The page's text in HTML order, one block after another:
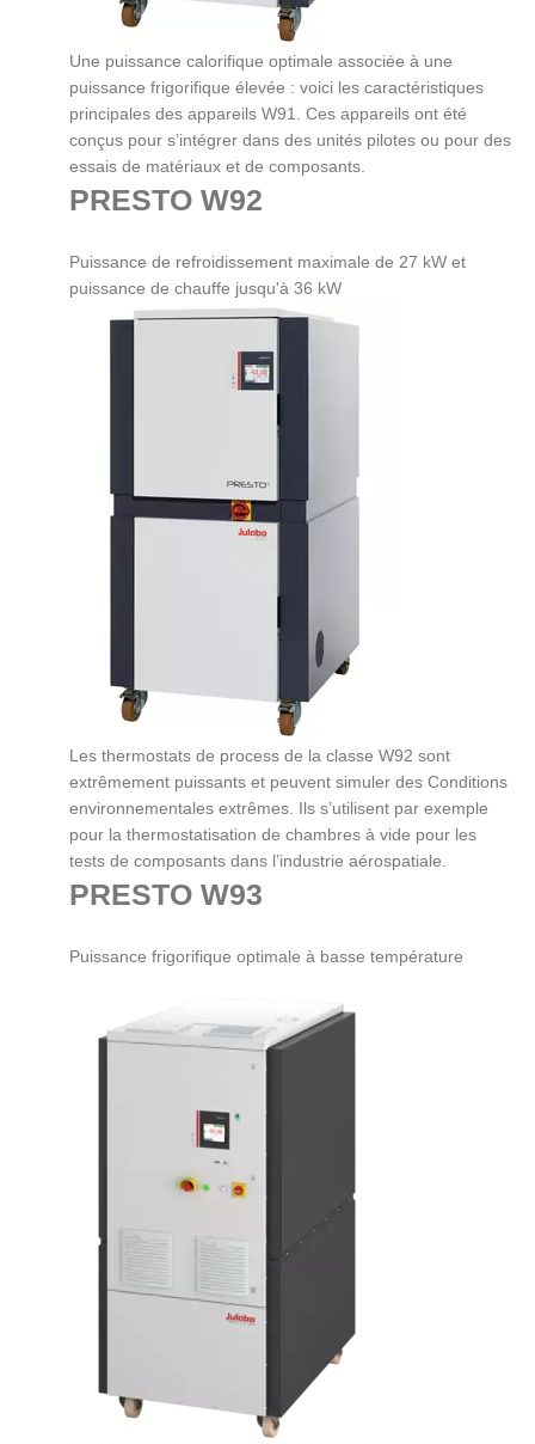
Une puissance calorifique optimale associée à une
puissance frigorifique élevée : voici les caractéristiques
principales des appareils W91. Ces appareils ont été
conçus pour s’intégrer dans des unités pilotes ou pour des
essais de matériaux et de composants.
PRESTO W92
Puissance de refroidissement maximale de 27 kW et
puissance de chauffe jusqu'à 36 kW
Les thermostats de process de la classe W92 sont
extrêmement puissants et peuvent simuler des Conditions
environnementales extrêmes. Ils s’utilisent par exemple
pour la thermostatisation de chambres à vide pour les
tests de composants dans l’industrie aérospatiale.
PRESTO W93
Puissance frigorifique optimale à basse température